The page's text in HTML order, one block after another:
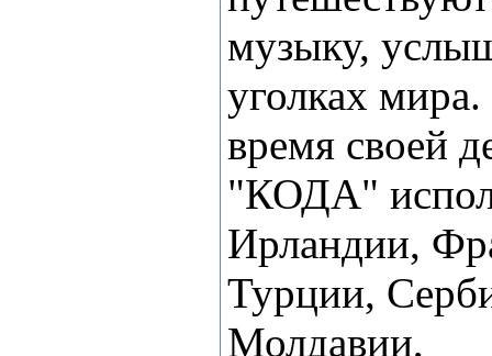
музыку,
уголках
время своей
"КОДА"
Ирландии,
Турции,
Молдавии,